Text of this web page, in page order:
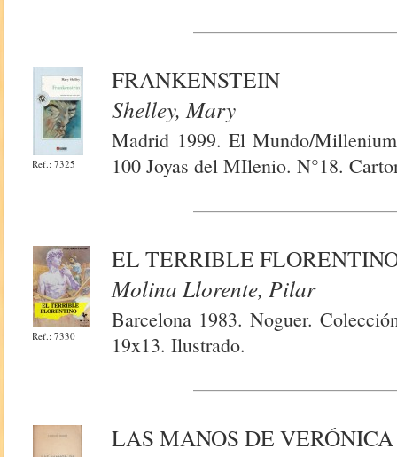
Ref.: 7325
FRANKENSTEIN
Shelley, Mary
Madrid 1999. El Mundo/
100 Joyas del MIlenio. N°18.
Ref.: 7330
EL TERRIBLE
Molina Llorente, Pilar
Barcelona 1983. Noguer.
19x13. Ilustrado.
LAS MANOS DE VERÓNICA